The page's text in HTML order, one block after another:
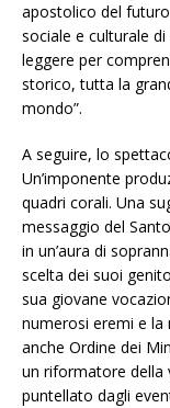
apostolico del
sociale e culturale di
leggere per
storico, tutta la
mondo”.
A seguire, lo
Un’imponente
quadri corali. Una
messaggio del
in un’aura di
scelta dei suoi
sua giovane
numerosi eremi e la
anche Ordine dei
un riformatore della
puntellato dagli